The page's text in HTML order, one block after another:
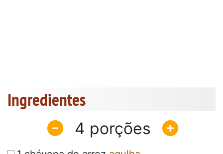
Ingredientes
4